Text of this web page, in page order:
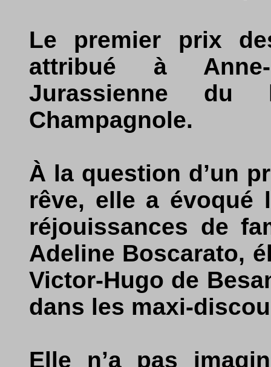
Le premier prix
attribué à
Jurassienne du
Champagnole.
À la question d’un
rêve, elle a évoqué
réjouissances de
Adeline Boscarato,
Victor-Hugo de
dans les maxi-
Elle n’a pas